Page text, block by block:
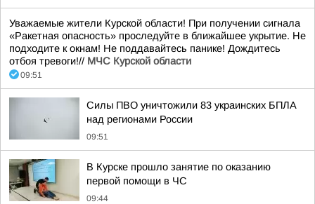
Уважаемые жители Курской области! При получении сигнала
«Ракетная опасность» проследуйте в ближайшее укрытие. Не
подходите к окнам! Не поддавайтесь панике! Дождитесь
отбоя тревоги!// МЧС Курской области
09:51
Силы ПВО уничтожили 83 украинских БПЛА
над регионами России
09:51
В Курске прошло занятие по оказанию
первой помощи в ЧС
09:44